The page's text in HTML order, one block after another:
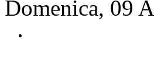
Domenica, 09